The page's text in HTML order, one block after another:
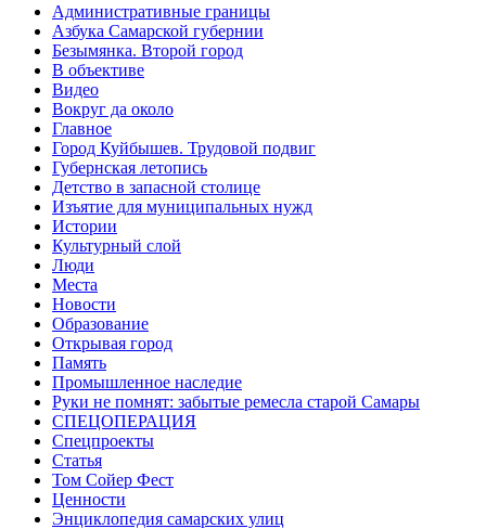
Административные границы
Азбука Самарской губернии
Безымянка. Второй город
В объективе
Видео
Вокруг да около
Главное
Город Куйбышев. Трудовой подвиг
Губернская летопись
Детство в запасной столице
Изъятие для муниципальных нужд
Истории
Культурный слой
Люди
Места
Новости
Образование
Открывая город
Память
Промышленное наследие
Руки не помнят: забытые ремесла старой Самары
СПЕЦОПЕРАЦИЯ
Спецпроекты
Статья
Том Сойер Фест
Ценности
Энциклопедия самарских улиц